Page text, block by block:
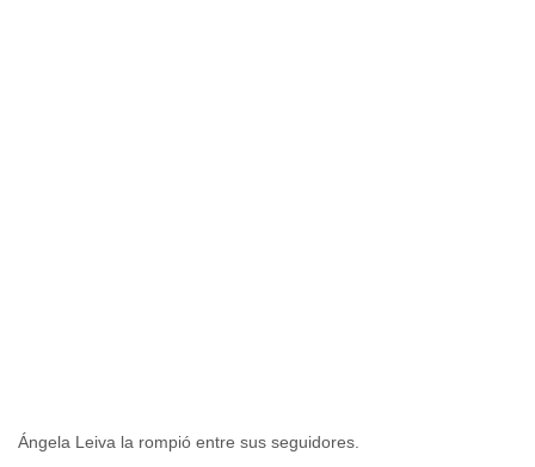
Ángela Leiva la rompió entre sus seguidores.